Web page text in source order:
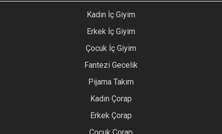
Kadın İç Giyim
Erkek İç Giyim
Çocuk İç Giyim
Fantezi Gecelik
Pijama Takım
Kadın Çorap
Erkek Çorap